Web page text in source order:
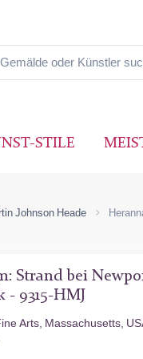
STILE
Johnson Heade
Strand bei
9315-HMJ
Arts, Massachusetts,